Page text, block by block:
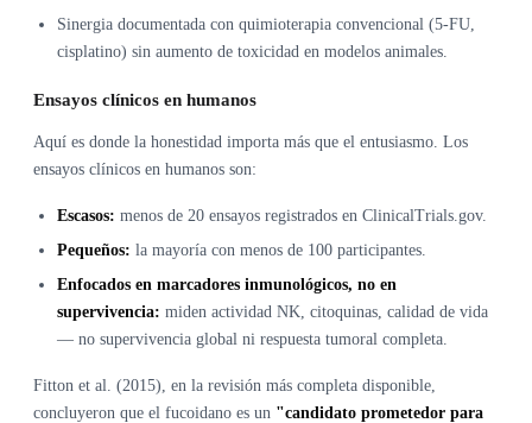
Sinergia documentada con quimioterapia convencional (5-FU,
cisplatino) sin aumento de toxicidad en modelos animales.
Ensayos clínicos en humanos
Aquí es donde la honestidad importa más que el entusiasmo. Los
ensayos clínicos en humanos son:
Escasos: menos de 20 ensayos registrados en ClinicalTrials.gov.
Pequeños: la mayoría con menos de 100 participantes.
Enfocados en marcadores inmunológicos, no en
supervivencia: miden actividad NK, citoquinas, calidad de vida
— no supervivencia global ni respuesta tumoral completa.
Fitton et al. (2015), en la revisión más completa disponible,
concluyeron que el fucoidano es un "candidato prometedor para